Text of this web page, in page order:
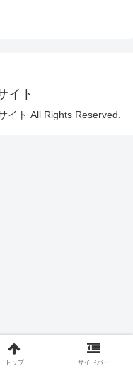
イト
イト All Rights Reserved.
トップ サイドバー